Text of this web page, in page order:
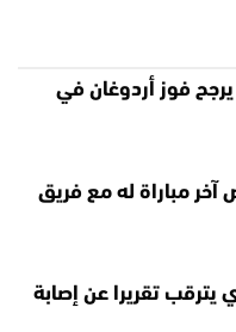
فوز أردوغان في
مباراة له مع فريق
يترقب تقريرا عن إصابة